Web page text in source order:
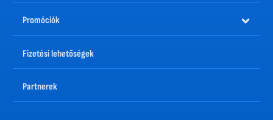
Promóciók
Fizetési lehetőségek
Partnerek